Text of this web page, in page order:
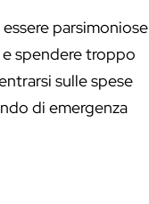
parsimoniose
spendere troppo
sulle spese
di emergenza